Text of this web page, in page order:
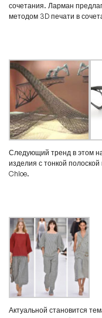
сочетания. Ларман
методом 3D печати в
Следующий тренд в этом
изделия с тонкой
Chloe.
Актуальной становится